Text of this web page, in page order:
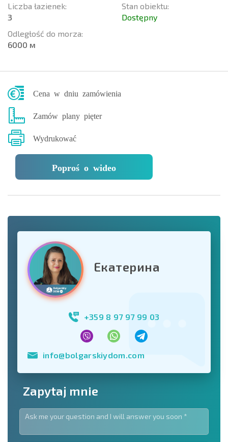
Liczba łazienek:
3
Odległość do morza:
6000 м
Stan obiektu:
Dostępny
Cena w dniu zamówienia
Zamów plany pięter
Wydrukować
Poproś o wideo
Екатерина
+359 8 97 97 99 03
info@bolgarskiydom.com
Zapytaj mnie